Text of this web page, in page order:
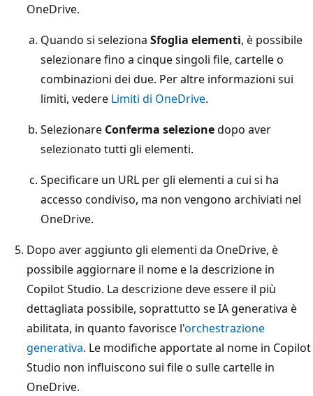
OneDrive.
Quando si seleziona Sfoglia elementi, è possibile
selezionare fino a cinque singoli file, cartelle o
combinazioni dei due. Per altre informazioni sui
limiti, vedere Limiti di OneDrive.
Selezionare Conferma selezionedopo aver
selezionato tutti gli elementi.
Specificare un URL per gli elementi a cui si ha
accesso condiviso, ma non vengono archiviati nel
OneDrive.
Dopo aver aggiunto gli elementi da OneDrive, è
possibile aggiornare il nome e la descrizione in
Copilot Studio. La descrizione deve essere il più
dettagliata possibile, soprattutto se IA generativa è
abilitata, in quanto favorisce l'orchestrazione
generativa. Le modifiche apportate al nome in Copilot
Studio non influiscono sui file o sulle cartelle in
OneDrive.